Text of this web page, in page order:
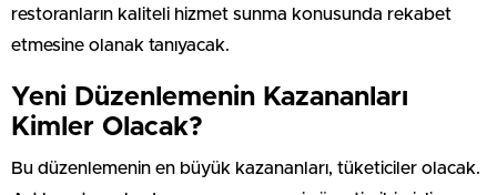
restoranların kaliteli hizmet sunma konusunda rekabet
etmesine olanak tanıyacak.
Yeni Düzenlemenin Kazananları
Kimler Olacak?
Bu düzenlemenin en büyük kazananları, tüketiciler olacak.